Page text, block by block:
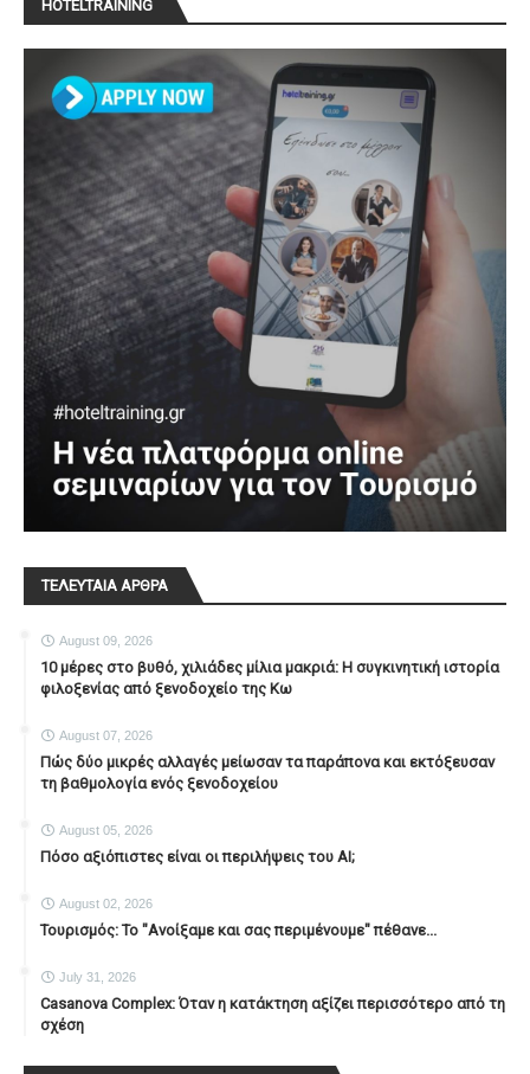
HOTELTRAINING
ΤΕΛΕΥΤΑΙΑ ΑΡΘΡΑ
August 09, 2026
10 μέρες στο βυθό, χιλιάδες μίλια μακριά: Η συγκινητική ιστορία
φιλοξενίας από ξενοδοχείο της Κω
August 07, 2026
Πώς δύο μικρές αλλαγές μείωσαν τα παράπονα και εκτόξευσαν
τη βαθμολογία ενός ξενοδοχείου
August 05, 2026
Πόσο αξιόπιστες είναι οι περιλήψεις του ΑΙ;
August 02, 2026
Τουρισμός: Το "Ανοίξαμε και σας περιμένουμε" πέθανε...
July 31, 2026
Casanova Complex: Όταν η κατάκτηση αξίζει περισσότερο από τη
σχέση